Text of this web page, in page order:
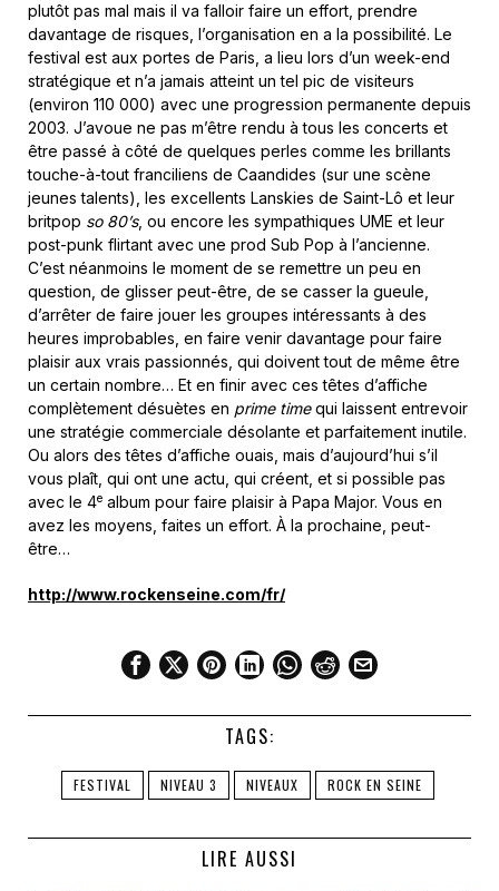
plutôt pas mal mais il va falloir faire un effort, prendre
davantage de risques, l’organisation en a la possibilité. Le
festival est aux portes de Paris, a lieu lors d’un week-end
stratégique et n’a jamais atteint un tel pic de visiteurs
(environ 110 000) avec une progression permanente depuis
2003. J’avoue ne pas m’être rendu à tous les concerts et
être passé à côté de quelques perles comme les brillants
touche-à-tout franciliens de Caandides (sur une scène
jeunes talents), les excellents Lanskies de Saint-Lô et leur
britpop so 80’s, ou encore les sympathiques UME et leur
post-punk flirtant avec une prod Sub Pop à l’ancienne.
C’est néanmoins le moment de se remettre un peu en
question, de glisser peut-être, de se casser la gueule,
d’arrêter de faire jouer les groupes intéressants à des
heures improbables, en faire venir davantage pour faire
plaisir aux vrais passionnés, qui doivent tout de même être
un certain nombre… Et en finir avec ces têtes d’affiche
complètement désuètes en prime timequi laissent entrevoir
une stratégie commerciale désolante et parfaitement inutile.
Ou alors des têtes d’affiche ouais, mais d’aujourd’hui s’il
vous plaît, qui ont une actu, qui créent, et si possible pas
avec le 4e album pour faire plaisir à Papa Major. Vous en
avez les moyens, faites un effort. À la prochaine, peut-
être…
http://www.rockenseine.com/fr/
TAGS:
FESTIVAL NIVEAU 3 NIVEAUX ROCK EN SEINE
LIRE AUSSI